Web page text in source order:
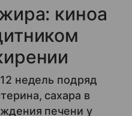
киноа
недель подряд
сахара в
печени у